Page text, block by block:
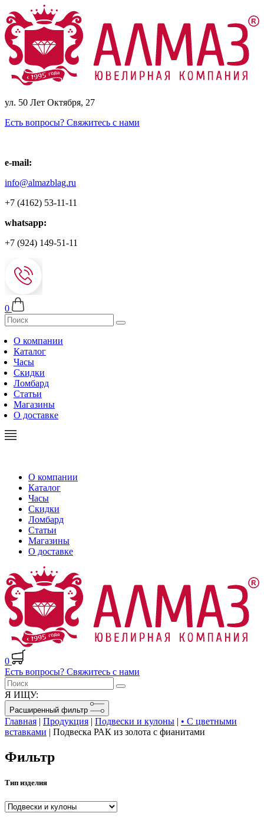
ул. 50 Лет Октября, 27
Есть вопросы? Свяжитесь с нами
e-mail:
info@almazblag.ru
+7 (4162) 53-11-11
whatsapp:
+7 (924) 149-51-11
0
О компании
Каталог
Часы
Скидки
Ломбард
Статьи
Магазины
О доставке
О компании
Каталог
Часы
Скидки
Ломбард
Статьи
Магазины
О доставке
0
Есть вопросы? Свяжитесь с нами
Я ИЩУ:
Расширенный фильтр
Главная | Продукция | Подвески и кулоны | • С цветными
вставками | Подвеска РАК из золота с фианитами
Фильтр
Тип изделия